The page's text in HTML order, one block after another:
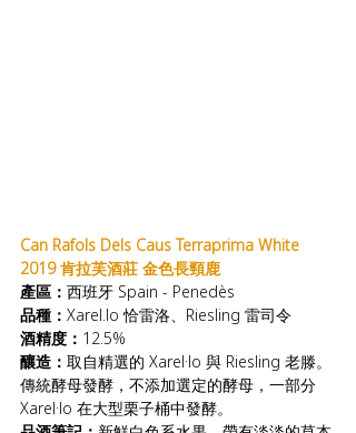
Can Rafols Dels Caus Terraprima White
2019 肯拉芙酒莊 金色長頸鹿
產區： 西班牙 Spain - Penedès
品種： Xarel.lo 恰雷洛、Riesling 雷司令
酒精度： 12.5%
釀造： 取自精選的 Xarel·lo 與 Riesling 老滕。
傳統酵母發酵，不添加選定的酵母，一部分
Xarel·lo 在大型栗子桶中發酵。